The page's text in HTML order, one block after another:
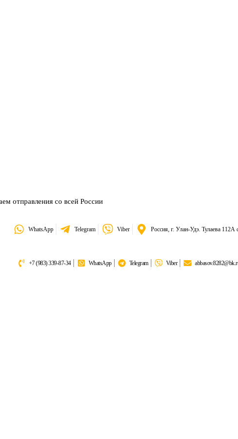
отправления со всей России
WhatsApp Telegram Viber Россия, г. Улан-Удэ. Тулаева 112А
+7 (983) 339-87-34 WhatsApp Telegram Viber